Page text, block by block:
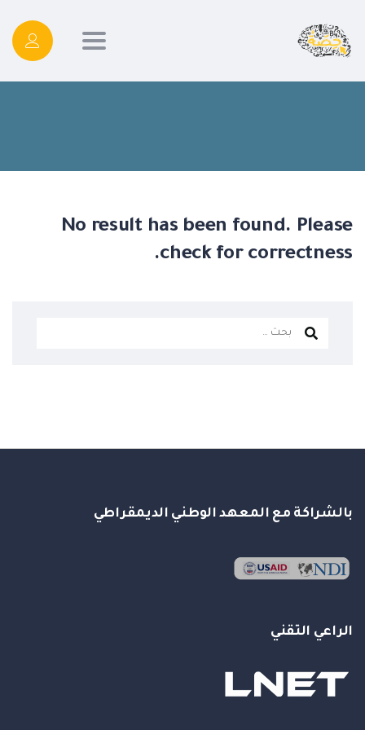
Toggle
No result has been found. Please
check for correctness.
البحث
بالشراكة مع المعهد الوطني الديمقراطي
الراعي التقني